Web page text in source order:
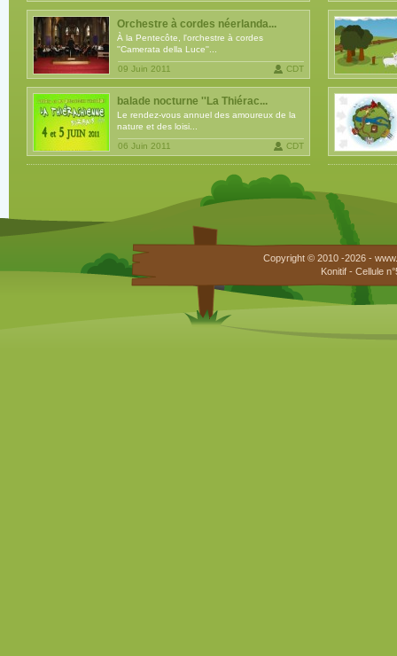
Orchestre à cordes néerlanda...
À la Pentecôte, l'orchestre à cordes
''Camerata della Luce''...
09 Juin 2011
CDT
balade nocturne ''La Thiérac...
Le rendez-vous annuel des amoureux de la
nature et des loisi...
06 Juin 2011
CDT
Copyright © 2010 -2026 -
Konitif - Cellule